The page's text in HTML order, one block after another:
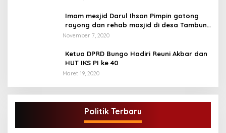
Imam mesjid Darul Ihsan Pimpin gotong
royong dan rehab masjid di desa Tambun
Arang Kecamatan Sumay, kabupaten tebo
November 7, 2020
Ketua DPRD Bungo Hadiri Reuni Akbar dan
HUT IKS PI ke 40
Maret 19, 2020
Politik Terbaru